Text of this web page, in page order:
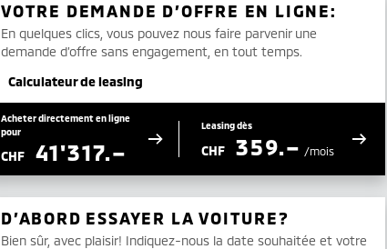
VOTRE DEMANDE D’OFFRE EN LIGNE:
En quelques clics, vous pouvez nous faire parvenir une
demande d’offre sans engagement, en tout temps.
Calculateur de leasing
Acheter directement en ligne
pour
CHF 41'317.–
Leasing dès
CHF 359.– /mois
D’ABORD ESSAYER LA VOITURE?
Bien sûr, avec plaisir! Indiquez-nous la date souhaitée et votre